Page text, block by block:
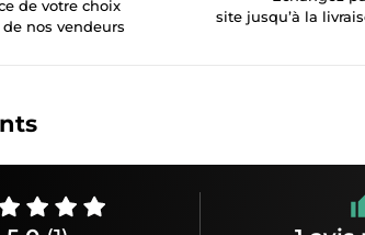
de votre choix
de nos vendeurs
site jusqu’à la